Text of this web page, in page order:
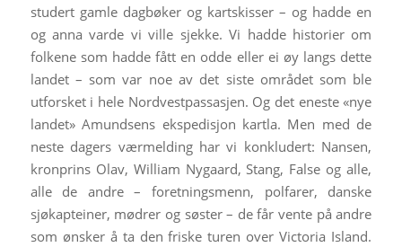
studert gamle dagbøker og kartskisser – og hadde en
og anna varde vi ville sjekke. Vi hadde historier om
folkene som hadde fått en odde eller ei øy langs dette
landet – som var noe av det siste området som ble
utforsket i hele Nordvestpassasjen. Og det eneste «nye
landet» Amundsens ekspedisjon kartla. Men med de
neste dagers værmelding har vi konkludert: Nansen,
kronprins Olav, William Nygaard, Stang, False og alle,
alle de andre – foretningsmenn, polfarer, danske
sjøkapteiner, mødrer og søster – de får vente på andre
som ønsker å ta den friske turen over Victoria Island.